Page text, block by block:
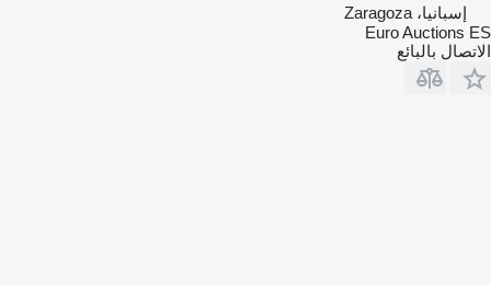
إسبانيا، Zaragoza
Euro Auctions ES
الاتصال بالبائع